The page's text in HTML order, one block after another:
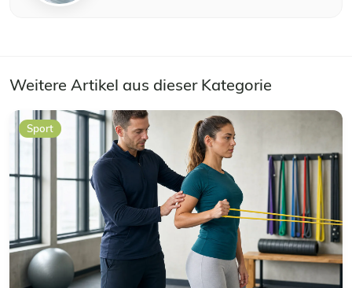
Weitere Artikel aus dieser Kategorie
Sport